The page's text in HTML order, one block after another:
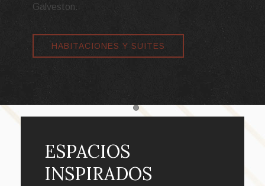
Galveston.
HABITACIONES Y SUITES
Item 1
ESPACIOS
INSPIRADOS